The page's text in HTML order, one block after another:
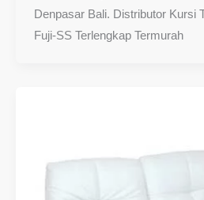
Denpasar Bali. Distributor Kursi
Fuji-SS Terlengkap Termurah